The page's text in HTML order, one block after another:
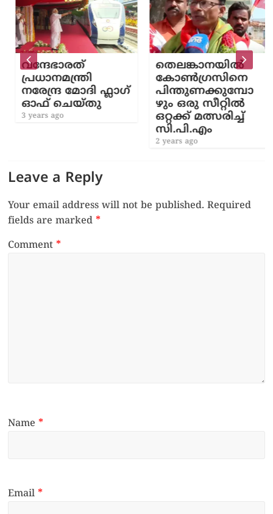
വന്ദേഭാരത്
പ്രധാനമന്ത്രി
നരേന്ദ്ര മോദി ഫ്ലാഗ്
ഓഫ് ചെയ്തു
3 years ago
തെലങ്കാനയിൽ
കോൺഗ്രസിനെ
പിന്തുണക്കുമ്പോ
ഴും ഒരു സീറ്റിൽ
ഒറ്റക്ക്‌ മത്സരിച്ച്
സി.പി.എം
2 years ago
Leave a Reply
Your email address will not be published. Required
fields are marked*
Comment*
Name*
Email*